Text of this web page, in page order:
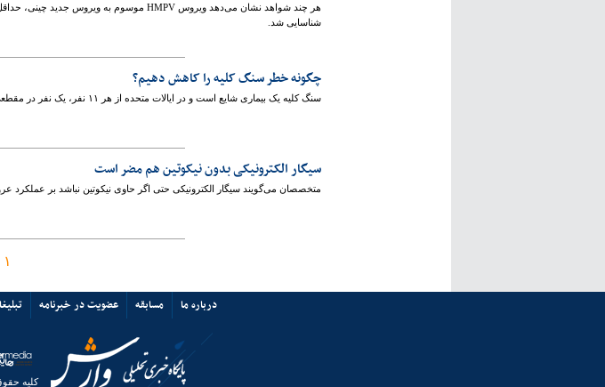
شناسایی شد.
چگونه خطر سنگ کلیه را کاهش دهیم؟
سنگ کلیه یک بیماری شایع است و در ایالات متحده از هر ۱۱ نفر، یک نفر در مقطعی از زندگی خود تحت تأثیر این عارضه قرار می‌گیرد.
سیگار الکترونیکی بدون نیکوتین هم مضر است
متخصصان می‌گویند سیگار الکترونیکی حتی اگر حاوی نیکوتین نباشد بر عملکرد
۱
درباره ما مسابقه عضویت در خبرنامه
کلیه